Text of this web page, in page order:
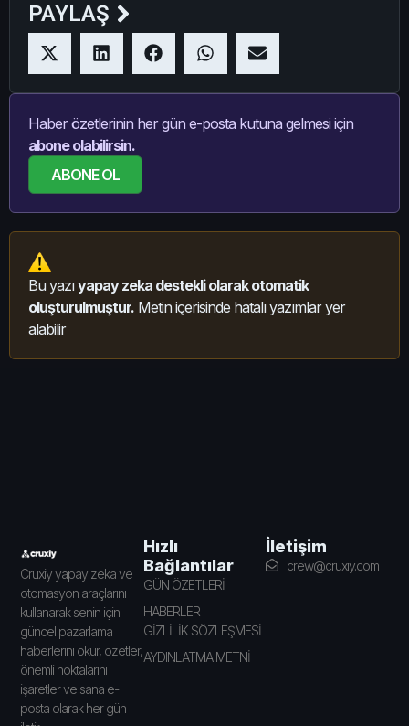
PAYLAŞ
Haber özetlerinin her gün e-posta kutuna gelmesi için
abone olabilirsin.
ABONE OL
Bu yazıyapay zeka destekli olarak otomatik
oluşturulmuştur. Metin içerisinde hatalı yazımlar yer
alabilir
Cruxiy yapay zeka ve
otomasyon araçlarını
kullanarak senin için
güncel pazarlama
haberlerini okur, özetler,
önemli noktalarını
işaretler ve sana e-
posta olarak her gün
Hızlı
Bağlantılar
GÜN ÖZETLERİ
HABERLER
GİZLİLİK SÖZLEŞMESİ
AYDINLATMA METNİ
İletişim
crew@cruxiy.com